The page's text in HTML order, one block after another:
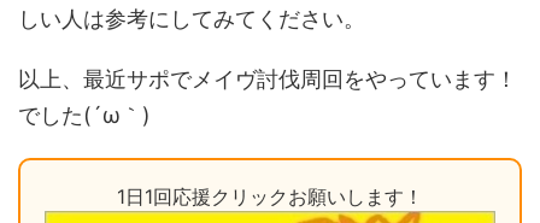
しい人は参考にしてみてください。
以上、最近サポでメイヴ討伐周回をやっています！
でした(´ω｀)
1日1回応援クリックお願いします！